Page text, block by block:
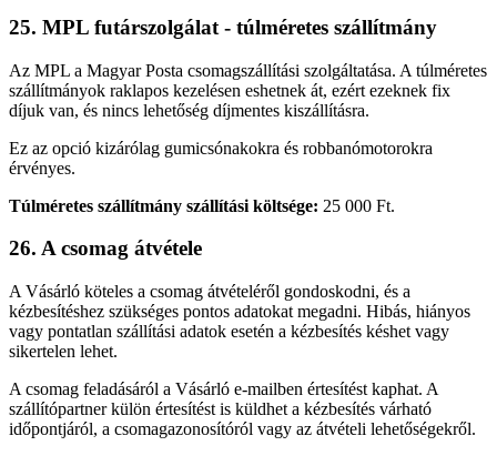
25. MPL futárszolgálat - túlméretes szállítmány
Az MPL a Magyar Posta csomagszállítási szolgáltatása. A túlméretes
szállítmányok raklapos kezelésen eshetnek át, ezért ezeknek fix
díjuk van, és nincs lehetőség díjmentes kiszállításra.
Ez az opció kizárólag gumicsónakokra és robbanómotorokra
érvényes.
Túlméretes szállítmány szállítási költsége: 25 000 Ft.
26. A csomag átvétele
A Vásárló köteles a csomag átvételéről gondoskodni, és a
kézbesítéshez szükséges pontos adatokat megadni. Hibás, hiányos
vagy pontatlan szállítási adatok esetén a kézbesítés késhet vagy
sikertelen lehet.
A csomag feladásáról a Vásárló e-mailben értesítést kaphat. A
szállítópartner külön értesítést is küldhet a kézbesítés várható
időpontjáról, a csomagazonosítóról vagy az átvételi lehetőségekről.